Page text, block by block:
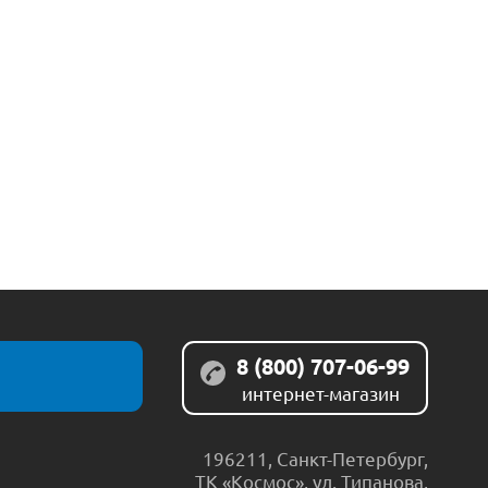
8 (800) 707-06-99
интернет-магазин
196211 Санкт-Петербург,
ТК «Космос», ул. Типанова,